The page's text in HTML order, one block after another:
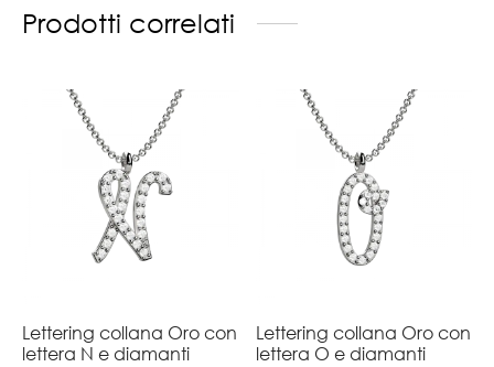
Prodotti correlati
Lettering collana Oro con
lettera N e diamanti
Lettering collana Oro con
lettera O e diamanti